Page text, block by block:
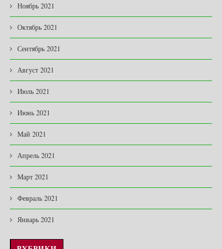
Ноябрь 2021
Октябрь 2021
Сентябрь 2021
Август 2021
Июль 2021
Июнь 2021
Май 2021
Апрель 2021
Март 2021
Февраль 2021
Январь 2021